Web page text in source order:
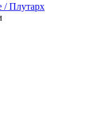
/ Плутарх